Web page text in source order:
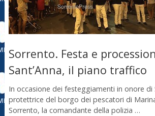
Sorrento. Festa e
Sant’Anna, il piano traffico
In occasione dei festeggiamenti in onore di
protettrice del borgo dei pescatori di
Sorrento, la comandante della polizia …